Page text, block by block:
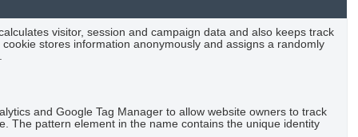
visitor, session and campaign data and also keeps track
stores information anonymously and assigns a randomly
and Google Tag Manager to allow website owners to track
The pattern element in the name contains the unique identity